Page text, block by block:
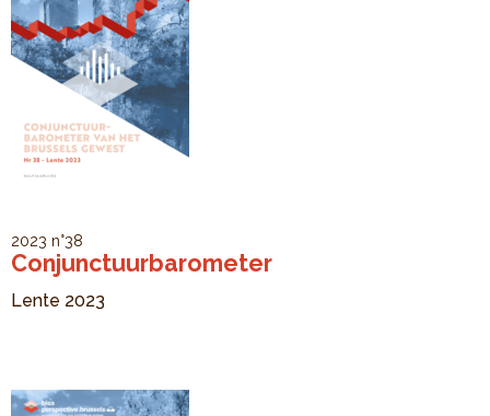
2023 n°38
Conjunctuurbarometer
Lente 2023